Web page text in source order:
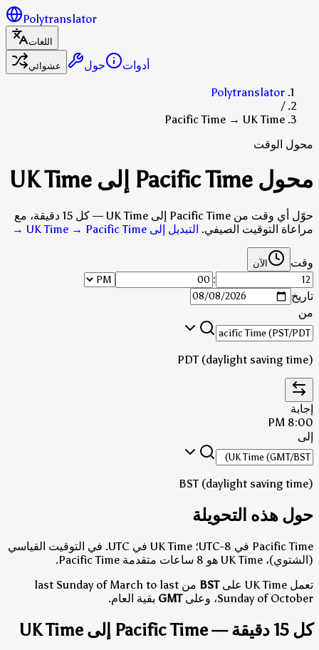
Polytranslator
اللغات
عشوائي
أدوات
حول
Polytranslator
/
Pacific Time → UK Time
محول الوقت
محول Pacific Time إلى UK Time
حوّل أي وقت من Pacific Time إلى UK Time — كل 15 دقيقة، مع
مراعاة التوقيت الصيفي. التبديل إلى UK Time → Pacific Time →
وقت الآن
:
تاريخ
من
PDT (daylight saving time)
إجابة
8:00 PM
إلى
BST (daylight saving time)
حول هذه التحويلة
Pacific Time في UTC-8؛ UK Time في UTC.
في التوقيت القياسي
(الشتوي)، UK Time هو 8 ساعات متقدمة Pacific Time.
تعمل UK Time على
BST
من last Sunday of March to last
Sunday of October، وعلى
GMT بقية العام.
كل 15 دقيقة — Pacific Time إلى UK Time